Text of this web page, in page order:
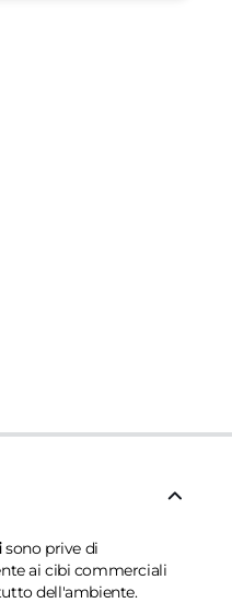
sono prive di
ai cibi commerciali
dell'ambiente.